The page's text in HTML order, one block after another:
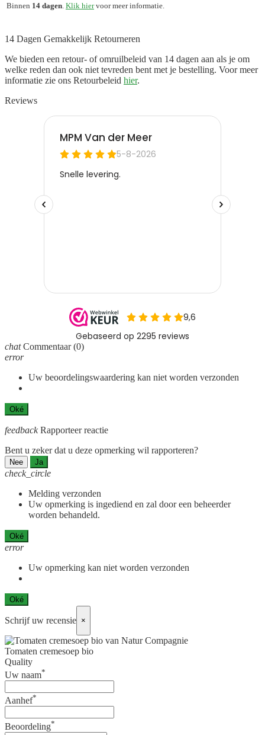
Binnen 14 dagen Klik hiervoor meer informatie.
14 Dagen Gemakkelijk Retourneren
We bieden een retour- of omruilbeleid van 14 dagen aan als je om
welke reden dan ook niet tevreden bent met je bestelling. Voor meer
informatie zie ons Retourbeleid hier.
Reviews
chat Commentaar (0)
error
Uw beoordelingswaardering kan niet worden verzonden
Oké
feedback Rapporteer reactie
Bent u zeker dat u deze opmerking wil rapporteren?
Nee Ja
check_circle
Melding verzonden
Uw opmerking is ingediend en zal door een beheerder
worden behandeld.
Oké
error
Uw opmerking kan niet worden verzonden
Oké
Schrijf uw recensie ×
Tomaten cremesoep bio
Quality
Uw naam*
Aanhef*
Beoordeling*